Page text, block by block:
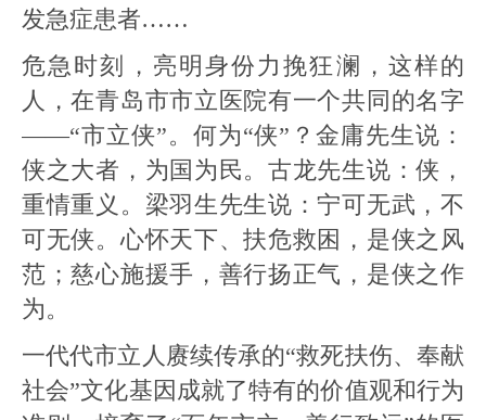
发急症患者……
危急时刻，亮明身份力挽狂澜，这样的
人，在青岛市市立医院有一个共同的名字
——“市立侠”。何为“侠”？金庸先生说：
侠之大者，为国为民。古龙先生说：侠，
重情重义。梁羽生先生说：宁可无武，不
可无侠。心怀天下、扶危救困，是侠之风
范；慈心施援手，善行扬正气，是侠之作
为。
一代代市立人赓续传承的“救死扶伤、奉献
社会”文化基因成就了特有的价值观和行为